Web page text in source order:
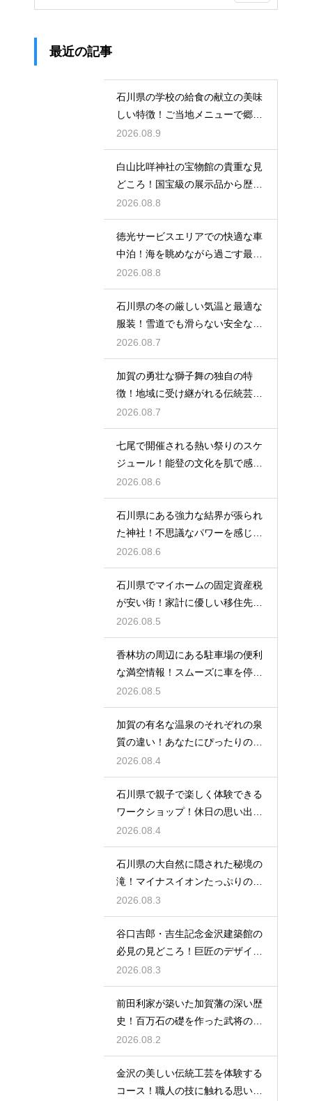
最近の記事
石川県の学校の給食の献立の美味
しい特徴！ご当地メニューで郷土
愛を育む
2026.08.9
白山比咩神社の宝物館の貴重な見
どころ！国宝級の展示品から歴史
を学ぶ
2026.08.8
徳光サービスエリアでの快適な車
中泊！海を眺めながら過ごす最高
の朝時間
2026.08.8
石川県の冬の厳しい気温と最適な
服装！雪道でも滑らない安全な靴
の選び方
2026.08.7
加賀の勇壮な獅子舞の独自の特
徴！地域に受け継がれる伝統芸能
の迫力
2026.08.7
七尾で開催される熱い祭りのスケ
ジュール！能登の文化を肌で感じ
る体験
2026.08.6
石川県にある強力な結界が張られ
た神社！不思議なパワーを感じる
神秘の地
2026.08.6
石川県でマイホームの固定資産税
が安い街！家計に優しい移住先の
選び方
2026.08.5
香林坊の周辺にある駐車場の便利
な満空情報！スムーズに車を停め
る裏技
2026.08.5
加賀の有名な温泉のそれぞれの泉
質の違い！あなたにぴったりの名
湯を探す
2026.08.4
石川県で親子で楽しく体験できる
ワークショップ！休日の思い出作
りに最適
2026.08.4
石川県の大自然に隠された秘境の
滝！マイナスイオンたっぷりの癒
やし空間
2026.08.3
谷口吉郎・吉生記念金沢建築館の
必見の見どころ！巨匠のデザイン
の神髄
2026.08.3
前田利家が築いた加賀藩の深い歴
史！百万石の礎を作った武将の生
涯に迫る
2026.08.2
金沢の美しい伝統工芸を体験する
コース！職人の技に触れる思い出